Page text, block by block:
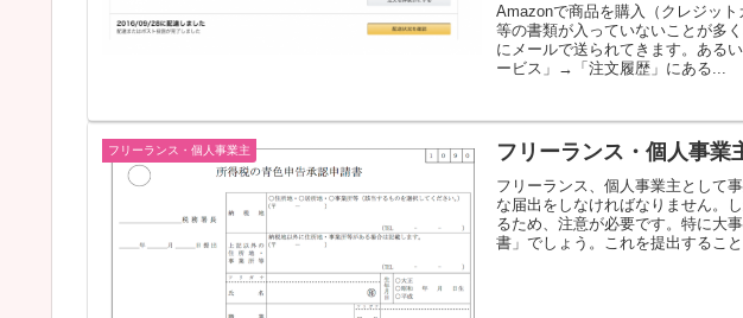
Amazonで商品を購入（クレジッ
等の書類が入っていないことが多
にメールで送られてきます。ある
ービス」→「注文履歴」にある...
フリーランス・個人事業主 フリーランス・個人事業
フリーランス、個人事業主として
な届出をしなければなりません。
るため、注意が必要です。特に大
書」でしょう。これを提出するこ